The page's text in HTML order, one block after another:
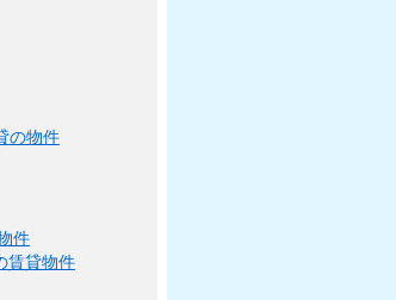
の物件
件
賃貸物件